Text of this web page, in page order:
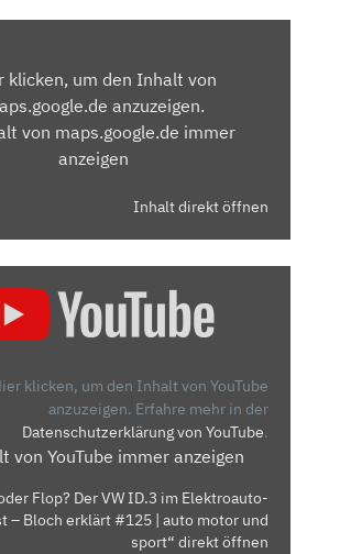
klicken, um den Inhalt von
anzuzeigen.
von maps.google.de immer
anzeigen
Inhalt direkt öffnen
klicken, um den Inhalt von YouTube
anzuzeigen. Erfahre mehr in der
Datenschutzerklärung von YouTube.
von YouTube immer anzeigen
Flop? Der VW ID.3 im Elektroauto-
– Bloch erklärt #125 | auto motor und
sport“ direkt öffnen